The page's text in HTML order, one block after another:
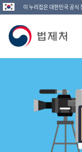
이 누리집은 대한민국 공식
법
제